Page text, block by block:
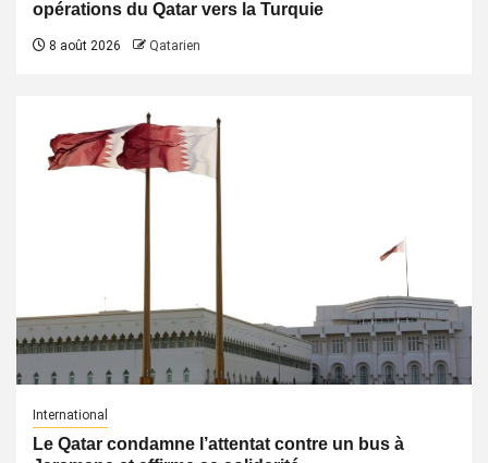
opérations du Qatar vers la Turquie
8 août 2026 Qatarien
International
Le Qatar condamne l’attentat contre un bus à